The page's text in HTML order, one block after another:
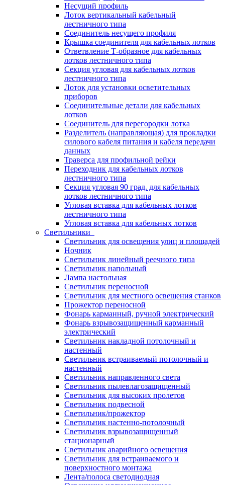
Несущий профиль
Лоток вертикальный кабельный
лестничного типа
Соединитель несущего профиля
Крышка соединителя для кабельных лотков
Ответвление Т-образное для кабельных
лотков лестничного типа
Секция угловая для кабельных лотков
лестничного типа
Лоток для установки осветительных
приборов
Соединительные детали для кабельных
лотков
Соединитель для перегородки лотка
Разделитель (направляющая) для прокладки
силового кабеля питания и кабеля передачи
данных
Траверса для профильной рейки
Переходник для кабельных лотков
лестничного типа
Секция угловая 90 град. для кабельных
лотков лестничного типа
Угловая вставка для кабельных лотков
лестничного типа
Угловая вставка для кабельных лотков
Светильники
Светильник для освещения улиц и площадей
Ночник
Светильник линейный реечного типа
Светильник напольный
Лампа настольная
Светильник переносной
Светильник для местного освещения станков
Прожектор переносной
Фонарь карманный, ручной электрический
Фонарь взрывозащищенный карманный
электрический
Светильник накладной потолочный и
настенный
Светильник встраиваемый потолочный и
настенный
Светильник направленного света
Светильник пылевлагозащищенный
Светильник для высоких пролетов
Светильник подвесной
Светильник/прожектор
Светильник настенно-потолочный
Светильник взрывозащищенный
стационарный
Светильник аварийного освещения
Светильник для встраиваемого и
поверхностного монтажа
Лента/полоса светодиодная